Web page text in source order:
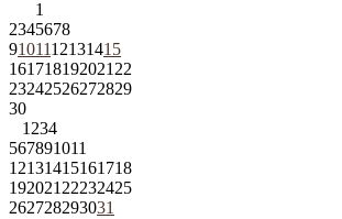
1
2345678
9101112131415
161718192021 22
23242526272829
30
1 234
567891011
12131415161718
192021 22232425
262728293031